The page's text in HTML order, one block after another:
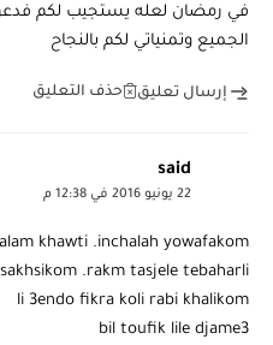
في رمضان لعله يستجيب لكم
الجميع وتمنياتي لكم بالنجاح
إرسال تعليق حذف التعليق
said
22 يونيو 2016 في 12:38 م
khawti .inchalah yowafakom
.rakm tasjele tebaharli
li 3endo fikra koli rabi khalikom
bil toufik lile djame3